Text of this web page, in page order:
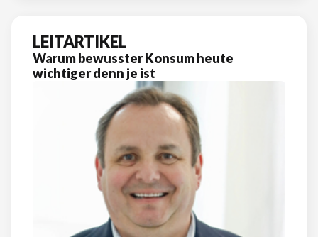
LEITARTIKEL
Warum bewusster Konsum heute
wichtiger denn je ist